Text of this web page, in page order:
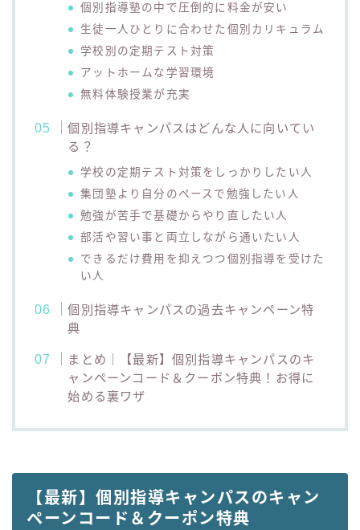
個別指導塾の中で圧倒的に料金が安い
生徒一人ひとりに合わせた個別カリキュラム
学校別の定期テスト対策
アットホームな学習環境
無料体験授業が充実
個別指導キャンパスはどんな人に向いてい
る？
学校の定期テスト対策をしっかりしたい人
集団塾より自分のペースで勉強したい人
勉強が苦手で基礎からやり直したい人
部活や習い事と両立しながら通いたい人
できるだけ費用を抑えつつ個別指導を受けた
い人
個別指導キャンパスの過去キャンペーン特
典
まとめ｜【最新】個別指導キャンパスのキ
ャンペーンコード＆クーポン特典！お得に
始める裏ワザ
【最新】個別指導キャンパスのキャン
ペーンコード＆クーポン特典